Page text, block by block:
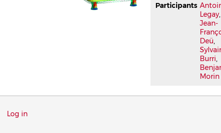
Participants
Legay,
Jean-
Deü,
Burri,
Morin
Menu
Log in